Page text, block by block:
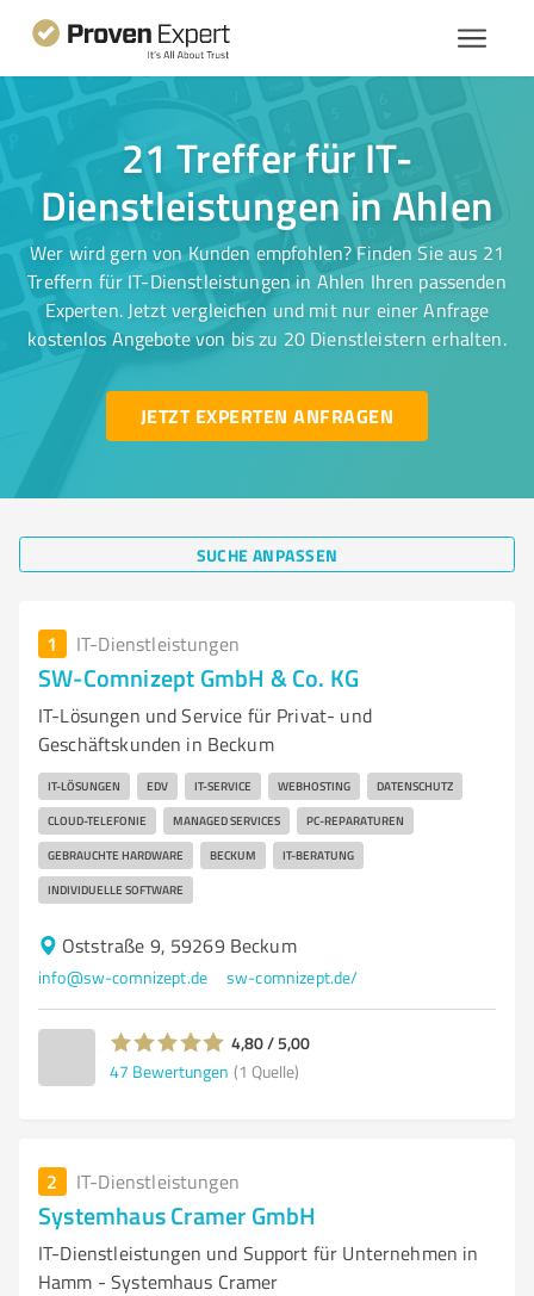
21 Treffer für IT-
Dienstleistungen in Ahlen
Wer wird gern von Kunden empfohlen? Finden Sie aus 21
Treffern für IT-Dienstleistungen in Ahlen Ihren passenden
Experten. Jetzt vergleichen und mit nur einer Anfrage
kostenlos Angebote von bis zu 20 Dienstleistern erhalten.
JETZT EXPERTEN ANFRAGEN
SUCHE ANPASSEN
1 IT-Dienstleistungen
SW-Comnizept GmbH & Co. KG
IT-Lösungen und Service für Privat- und
Geschäftskunden in Beckum
IT-LÖSUNGEN EDV IT-SERVICE WEBHOSTING DATENSCHUTZ
CLOUD-TELEFONIE MANAGED SERVICES PC-REPARATUREN
GEBRAUCHTE HARDWARE BECKUM IT-BERATUNG
INDIVIDUELLE SOFTWARE
Oststraße 9, 59269 Beckum
info@sw-comnizept.de sw-comnizept.de/
4,80 / 5,00
47 Bewertungen (1 Quelle)
2 IT-Dienstleistungen
Systemhaus Cramer GmbH
IT-Dienstleistungen und Support für Unternehmen in
Hamm - Systemhaus Cramer